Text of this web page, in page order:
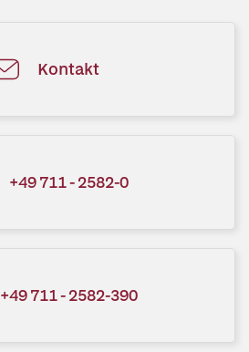
Kontakt
+49 711 - 2582-0
+49 711 - 2582-390